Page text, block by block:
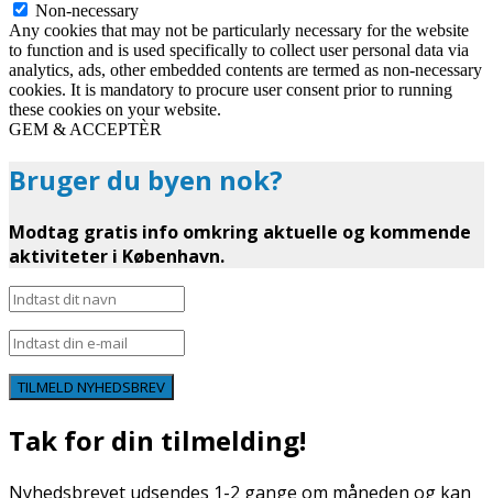
Non-necessary
Any cookies that may not be particularly necessary for the website
to function and is used specifically to collect user personal data via
analytics, ads, other embedded contents are termed as non-necessary
cookies. It is mandatory to procure user consent prior to running
these cookies on your website.
GEM & ACCEPTÈR
Bruger du byen nok?
Modtag gratis info omkring aktuelle og kommende
aktiviteter i København.
TILMELD NYHEDSBREV
Tak for din tilmelding!
Nyhedsbrevet udsendes 1-2 gange om måneden og kan